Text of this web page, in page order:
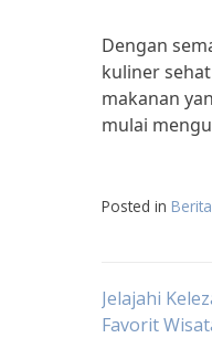
Dengan
kuliner
makanan
mulai
Posted in
Post
Jelajahi
Favorit